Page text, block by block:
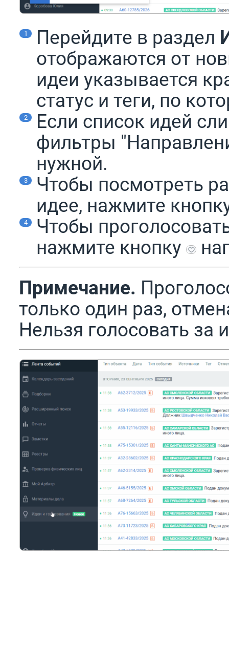
Перейдите в раздел
отображаются от
идеи указывается
статус и теги, по
Если список идей
фильтры
нужной.
Чтобы посмотреть
идее, нажмите
Чтобы
нажмите кнопку
Примечание.
только один раз,
Нельзя голосовать за